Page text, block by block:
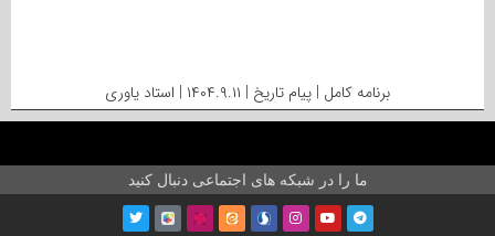
برنامه کامل | پیام تاریخ | ۱۴۰۴.۹.۱۱ | استاد یاوری
ما را در شبکه های اجتماعی دنبال کنید